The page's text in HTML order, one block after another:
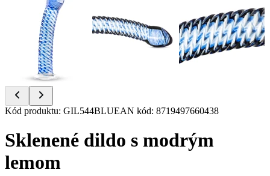
Item
of
9
Kód produktu: GIL544BLUEAN kód: 8719497660438
Sklenené dildo s modrým
lemom